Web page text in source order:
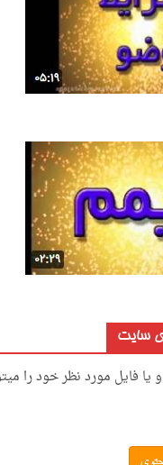
سایت
یا فایل مورد نظر خود را